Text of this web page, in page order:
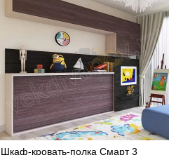
Шкаф-кровать-полка Смарт 3